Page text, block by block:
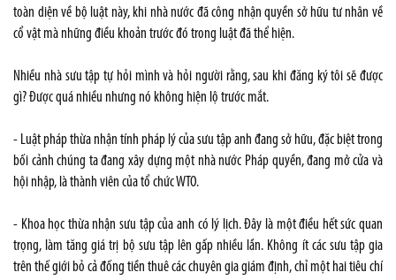
toàn diện về bộ luật này, khi nhà nước đã công nhận quyền sở hữu tư nhân về
cổ vật mà những điều khoản trước đó trong luật đã thể hiện.
Nhiều nhà sưu tập tự hỏi mình và hỏi người rằng, sau khi đăng ký tôi sẽ được
gì? Được quá nhiều nhưng nó không hiện lộ trước mắt.
- Luật pháp thừa nhận tính pháp lý của sưu tập anh đang sở hữu, đặc biệt trong
bối cảnh chúng ta đang xây dựng một nhà nước Pháp quyền, đang mở cửa và
hội nhập, là thành viên của tổ chức WTO.
- Khoa học thừa nhận sưu tập của anh có lý lịch. Đây là một điều hết sức quan
trọng, làm tăng giá trị bộ sưu tập lên gấp nhiều lần. Không ít các sưu tập gia
trên thế giới bỏ cả đống tiền thuê các chuyên gia giám định, chỉ một hai tiêu chí